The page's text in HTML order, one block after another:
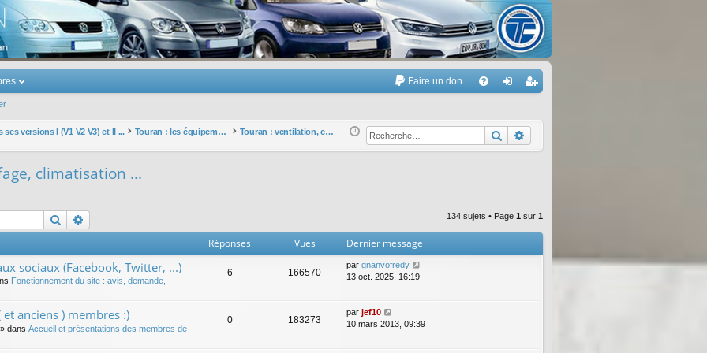
Touran
Faire un don
Q ne
xi
nr
eg
r
versions I (V1 V2 V3) et II ... Touran : les équipements électriques et électroniques Touran : ventilation, chauffage, climatisation ... Rechercher
climatisation ...
Rechercher 134 sujets • Page 1 sur 1
Réponses Vues Dernier message
sociaux (Facebook, Twitter, ...)
Fonctionnement du site : avis, demande,
6 166570
par gnanvofredy
13 oct. 2025, 16:19
anciens ) membres :)
» dans Accueil et présentations des membres de
0 183273
par jef10
10 mars 2013, 09:39